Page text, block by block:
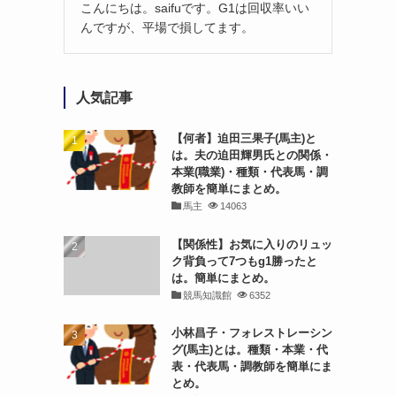
こんにちは。saifuです。G1は回収率いい
んですが、平場で損してます。
人気記事
【何者】迫田三果子(馬主)と
は。夫の迫田輝男氏との関係・
本業(職業)・種類・代表馬・調
教師を簡単にまとめ。
馬主 14063
【関係性】お気に入りのリュッ
ク背負って7つもg1勝ったと
は。簡単にまとめ。
競馬知識館 6352
小林昌子・フォレストレーシン
グ(馬主)とは。種類・本業・代
表・代表馬・調教師を簡単にま
とめ。